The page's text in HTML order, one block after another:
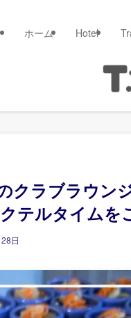
ホーム Hotel
クラブラウ
テルタイムを
日